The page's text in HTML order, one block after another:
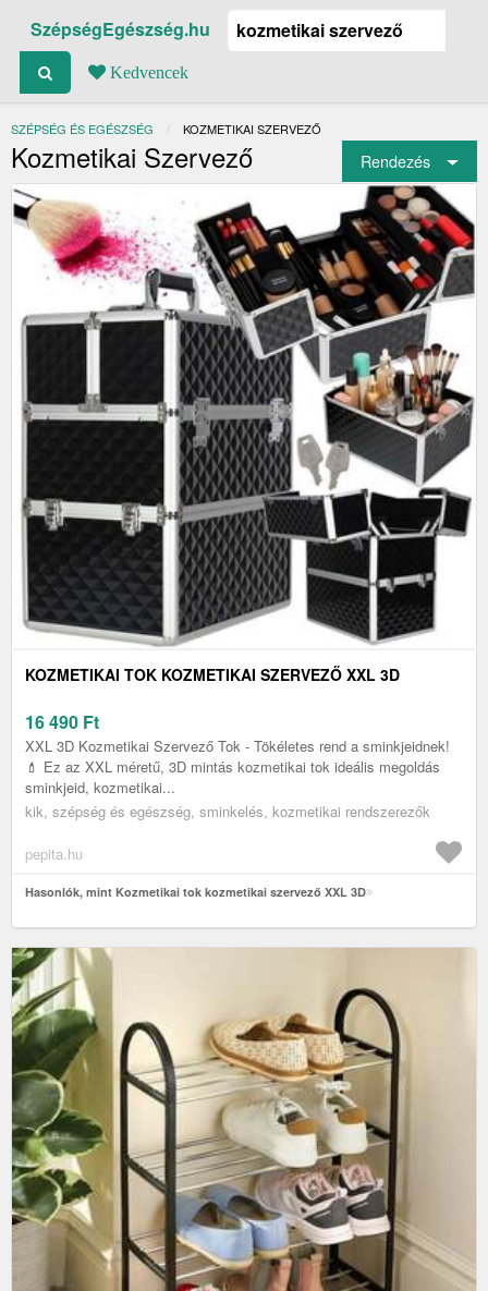
SzépségEgészség.hu
Kedvencek
SZÉPSÉG ÉS EGÉSZSÉG JELENLEGI:
KOZMETIKAI SZERVEZŐ
Kozmetikai Szervező Rendezés
KOZMETIKAI TOK KOZMETIKAI SZERVEZŐ XXL 3D
16 490 Ft
XXL 3D Kozmetikai Szervező Tok - Tökéletes rend a sminkjeidnek!
💄 Ez az XXL méretű, 3D mintás kozmetikai tok ideális megoldás
sminkjeid, kozmetikai...
kik, szépség és egészség, sminkelés, kozmetikai rendszerezők
pepita.hu
Hasonlók, mint Kozmetikai tok kozmetikai szervező XXL 3D